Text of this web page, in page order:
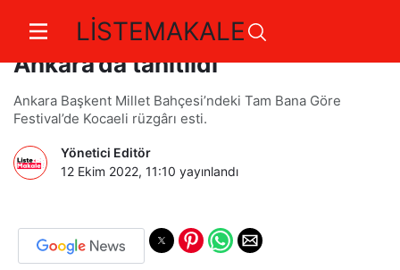
LİSTEMAKALE
Kocaeli’nin turistik değerleri
Ankara’da tanıtıldı
Ankara Başkent Millet Bahçesi’ndeki Tam Bana Göre
Festival’de Kocaeli rüzgârı esti.
Yönetici Editör
12 Ekim 2022, 11:10 yayınlandı